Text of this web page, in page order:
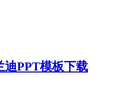
迪PPT模板下载